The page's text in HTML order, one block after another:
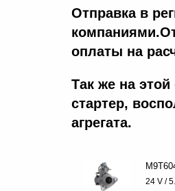
Отправка в
оплаты на
Так же на
стартер,
агрегата.
24 V /